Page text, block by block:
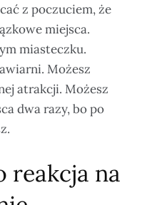
z poczuciem, że
miejsca.
miasteczku.
Możesz
atrakcji. Możesz
dwa razy, bo po
reakcja na